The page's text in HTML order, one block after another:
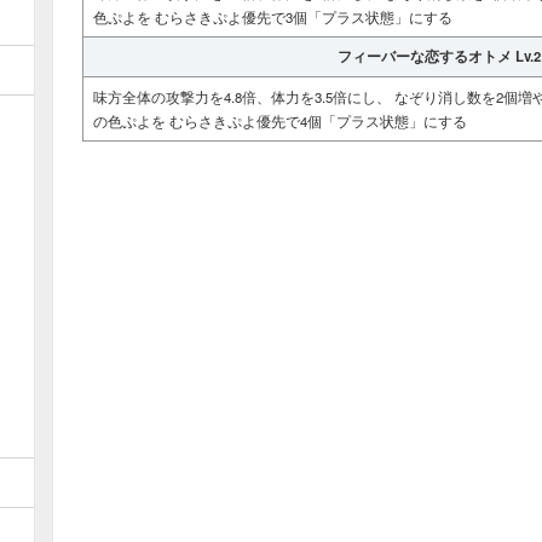
色ぷよを むらさきぷよ優先で3個「プラス状態」にする
フィーバーな恋するオトメ
味方全体の攻撃力を4.8倍、体力を3.5倍にし、 なぞり消し数を2個
の色ぷよを むらさきぷよ優先で4個「プラス状態」にする